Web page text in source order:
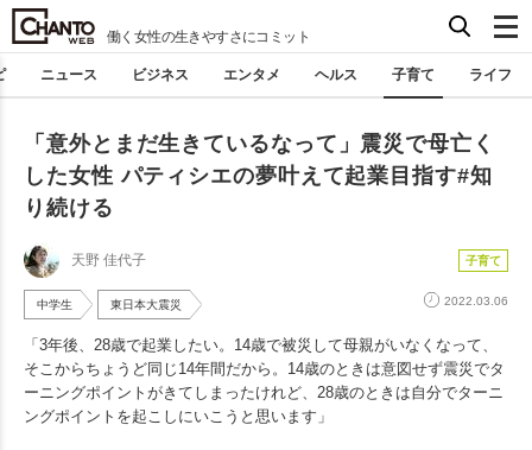
働く女性の生きやすさにコミット
ニュース ビジネス エンタメ ヘルス 子育て ライフ
「意外とまだ生きているなって」震災で母亡く
した女性 パティシエの夢叶えて起業目指す#知
り続ける
天野 佳代子 子育て
中学生 東日本大震災 2022.03.06
「3年後、28歳で起業したい。14歳で被災して母親がいなくなって、
そこからちょうど同じ14年間だから。14歳のときは意図せず震災でタ
ーニングポイントがきてしまったけれど、28歳のときは自分でターニ
ングポイントを起こしにいこうと思います」